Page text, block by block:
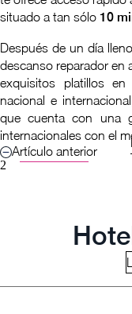
situado a tan sólo 10
Después de un día
descanso reparador en
exquisitos platillos
nacional e
que cuenta con una
internacionales con el
Artículo anterior
2